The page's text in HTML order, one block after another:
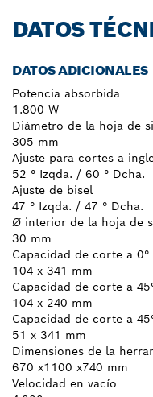
DATOS
DATOS ADICIONALES
Potencia absorbida
1.800 W
Diámetro de la hoja de
305 mm
Ajuste para cortes a
52 ° Izqda. / 60 ° Dcha.
Ajuste de bisel
47 ° Izqda. / 47 ° Dcha.
Ø interior de la hoja de
30 mm
Capacidad de corte a 0°
104 x 341 mm
Capacidad de corte a
104 x 240 mm
Capacidad de corte a
51 x 341 mm
Dimensiones de la
670 x1100 x740 mm
Velocidad en vacío